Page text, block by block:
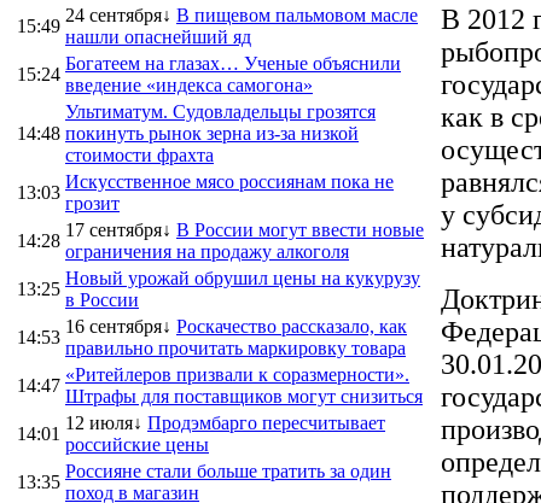
15:49
24 сентября↓ В пищевом пальмовом масле
нашли опаснейший яд
15:24
Богатеем на глазах… Ученые объяснили
введение «индекса самогона»
14:48
Ультиматум. Судовладельцы грозятся
покинуть рынок зерна из-за низкой
стоимости фрахта
13:03
Искусственное мясо россиянам пока не
грозит
14:28
17 сентября↓ В России могут ввести новые
ограничения на продажу алкоголя
13:25
Новый урожай обрушил цены на кукурузу
в России
14:53
16 сентября↓ Роскачество рассказало, как
правильно прочитать маркировку товара
14:47
«Ритейлеров призвали к соразмерности».
Штрафы для поставщиков могут снизиться
14:01
12 июля↓ Продэмбарго пересчитывает
российские цены
13:35
Россияне стали больше тратить за один
поход в магазин
В 2012
как в
у